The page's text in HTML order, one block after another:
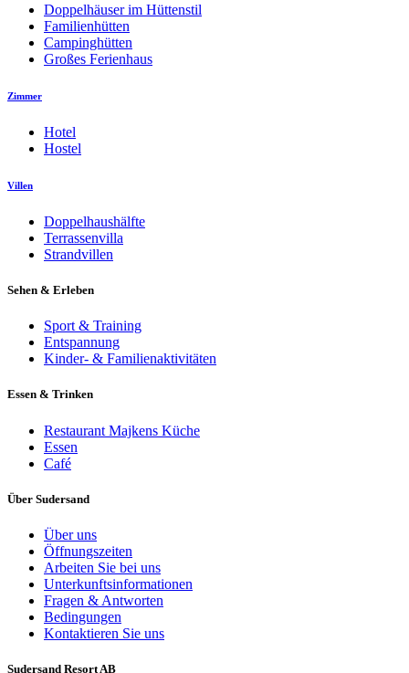
Doppelhäuser im Hüttenstil
Familienhütten
Campinghütten
Großes Ferienhaus
Zimmer
Hotel
Hostel
Villen
Doppelhaushälfte
Terrassenvilla
Strandvillen
Sehen & Erleben
Sport & Training
Entspannung
Kinder- & Familienaktivitäten
Essen & Trinken
Restaurant Majkens Küche
Essen
Café
Über Sudersand
Über uns
Öffnungszeiten
Arbeiten Sie bei uns
Unterkunftsinformationen
Fragen & Antworten
Bedingungen
Kontaktieren Sie uns
Sudersand Resort AB